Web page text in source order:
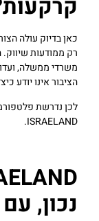
כאן בדיוק עולה
רק ממודעות
משרדי ממשלה,
הציבור אינו יודע
לכן נדרשת
ISRAELAND.
נכון,